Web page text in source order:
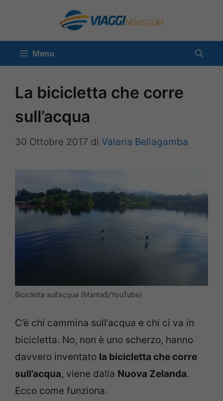
contenuto
Menu
La bicicletta che corre
sull’acqua
30 Ottobre 2017 di Valeria Bellagamba
Bicicletta sull’acqua (Manta5/YouTube)
C’è chi cammina sull’acqua e chi ci va in
bicicletta. No, non è uno scherzo, hanno
davvero inventato la bicicletta che corre
sull’acqua, viene dalla Nuova Zelanda.
Ecco come funziona.